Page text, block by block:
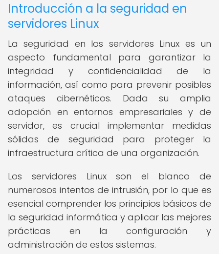
Introducción a la seguridad en
servidores Linux
La seguridad en los servidores Linux es un
aspecto fundamental para garantizar la
integridad y confidencialidad de la
información, así como para prevenir posibles
ataques cibernéticos. Dada su amplia
adopción en entornos empresariales y de
servidor, es crucial implementar medidas
sólidas de seguridad para proteger la
infraestructura crítica de una organización.
Los servidores Linux son el blanco de
numerosos intentos de intrusión, por lo que es
esencial comprender los principios básicos de
la seguridad informática y aplicar las mejores
prácticas en la configuración y
administración de estos sistemas.